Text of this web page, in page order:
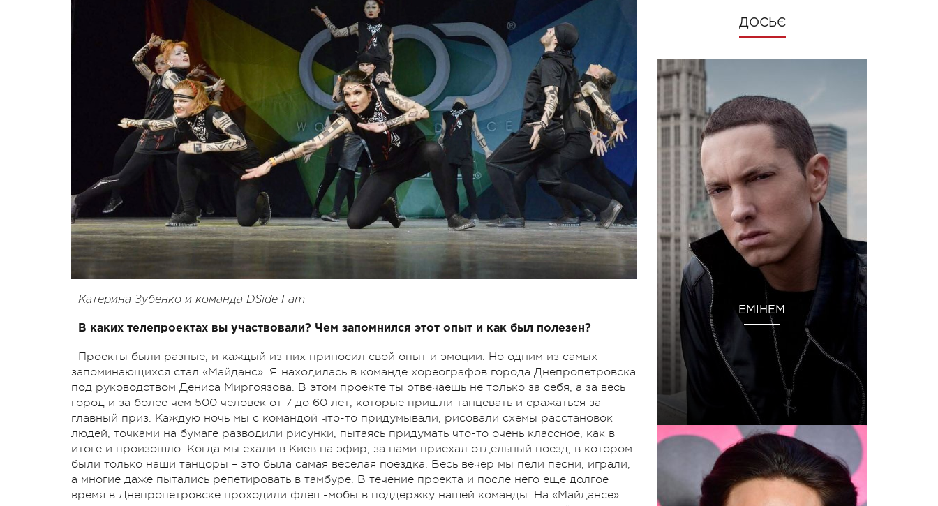
Катерина Зубенко и команда DSide Fam
В каких телепроектах вы участвовали? Чем запомнился этот опыт и как был полезен?
Проекты были разные, и каждый из них приносил свой опыт и эмоции. Но одним из самых
запоминающихся стал «Майданс». Я находилась в команде хореографов города Днепропетровска
под руководством Дениса Миргоязова. В этом проекте ты отвечаешь не только за себя, а за весь
город и за более чем 500 человек от 7 до 60 лет, которые пришли танцевать и сражаться за
главный приз. Каждую ночь мы с командой что-то придумывали, рисовали схемы расстановок
людей, точками на бумаге разводили рисунки, пытаясь придумать что-то очень классное, как в
итоге и произошло. Когда мы ехали в Киев на эфир, за нами приехал отдельный поезд, в котором
были только наши танцоры – это была самая веселая поездка. Весь вечер мы пели песни, играли,
а многие даже пытались репетировать в тамбуре. В течение проекта и после него еще долгое
время в Днепропетровске проходили флеш-мобы в поддержку нашей команды. На «Майдансе»
ДОСЬЄ
ЕМІНЕМ